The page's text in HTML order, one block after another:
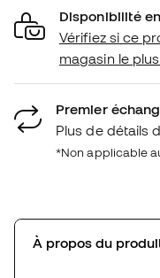
Disponibilité
Vérifiez si ce
magasin le
Premier
Plus de détails
*Non applicable
À propos du